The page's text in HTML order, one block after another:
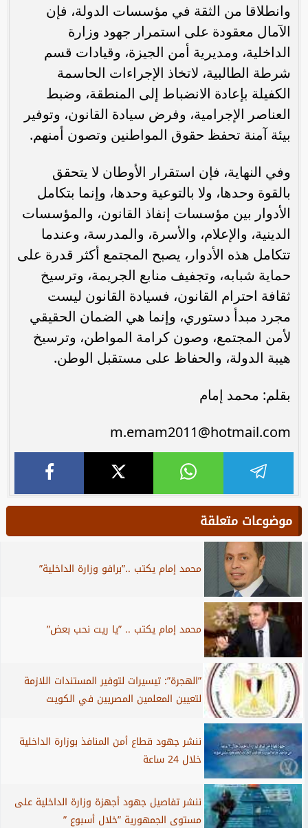
وانطلاقا من الثقة في مؤسسات الدولة، فإن
الآمال معقودة على استمرار جهود وزارة
الداخلية، ومديرية أمن الجيزة، وقيادات قسم
شرطة الطالبية، لاتخاذ الإجراءات الحاسمة
الكفيلة بإعادة الانضباط إلى المنطقة، وضبط
العناصر الإجرامية، وفرض سيادة القانون، وتوفير
بيئة آمنة تحفظ حقوق المواطنين وتصون أمنهم.
وفي النهاية، فإن استقرار الأوطان لا يتحقق
بالقوة وحدها، ولا بالتوعية وحدها، وإنما بتكامل
الأدوار بين مؤسسات إنفاذ القانون، والمؤسسات
الدينية، والإعلام، والأسرة، والمدرسة، وعندما
تتكامل هذه الأدوار، يصبح المجتمع أكثر قدرة على
حماية شبابه، وتجفيف منابع الجريمة، وترسيخ
ثقافة احترام القانون، فسيادة القانون ليست
مجرد مبدأ دستوري، وإنما هي الضمان الحقيقي
لأمن المجتمع، وصون كرامة المواطن، وترسيخ
هيبة الدولة، والحفاظ على مستقبل الوطن.
بقلم: محمد إمام
m.emam2011@hotmail.com
موضوعات متعلقة
محمد إمام يكتب ..”برافو وزارة الداخلية”
محمد إمام يكتب .. ”يا ريت نحب بعض”
”الهجرة”: تيسيرات لتوفير المستندات اللازمة
لتعيين المعلمين المصريين في الكويت
ننشر جهود قطاع أمن المنافذ بوزارة الداخلية
خلال 24 ساعة
ننشر تفاصيل جهود أجهزة وزارة الداخلية على
مستوى الجمهورية ”خلال أسبوع ”